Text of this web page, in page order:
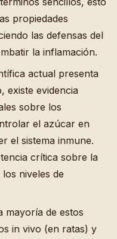
propiedades
las defensas del
la inflamación.
actual presenta
existe evidencia
sobre los
el azúcar en
el sistema inmune.
crítica sobre la
niveles de
mayoría de estos
in vivo (en ratas) y